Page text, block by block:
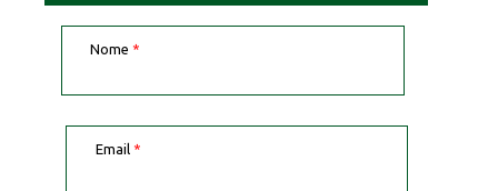
Nome *
Email *